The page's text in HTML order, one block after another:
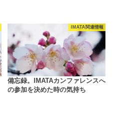
IMATA関連情報
備忘録。IMATAカンファレンスへ
の参加を決めた時の気持ち